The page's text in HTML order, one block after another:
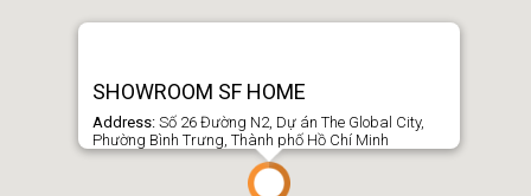
SHOWROOM SF HOME
Address: Số 26 Đường N2, Dự án The Global City,
Phường Bình Trưng, Thành phố Hồ Chí Minh